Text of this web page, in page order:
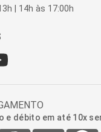
| 14h às 17:00h
e débito em até 10x